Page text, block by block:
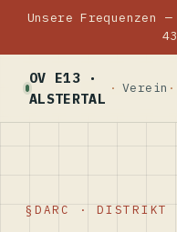
Unsere Frequenzen —
OV E13 ·
ALSTERTAL
Verein
DARC · DISTRIKT